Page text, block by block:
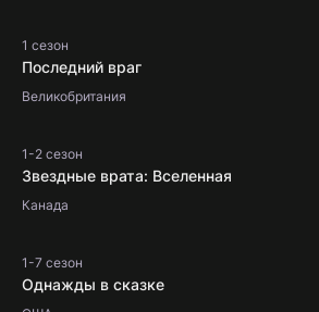
1 сезон
Последний враг
Великобритания
1-2 сезон
Звездные врата: Вселенная
Канада
1-7 сезон
Однажды в сказке